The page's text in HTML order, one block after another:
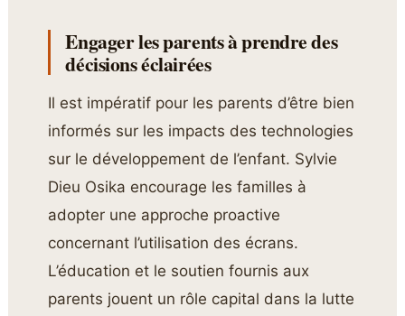
Engager les parents à prendre des
décisions éclairées
Il est impératif pour les parents d’être bien
informés sur les impacts des technologies
sur le développement de l’enfant. Sylvie
Dieu Osika encourage les familles à
adopter une approche proactive
concernant l’utilisation des écrans.
L’éducation et le soutien fournis aux
parents jouent un rôle capital dans la lutte